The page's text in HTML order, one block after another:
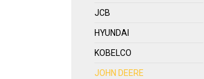
JCB
HYUNDAI
KOBELCO
JOHN DEERE